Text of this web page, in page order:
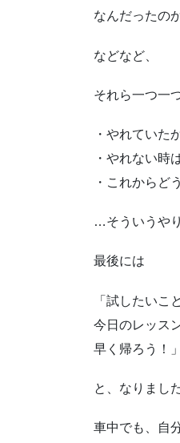
なんだったのか
などなど、
それら一つ一
・やれていた
・やれない時
・これからど
…そういうや
最後には
「試したいこ
今日のレッス
早く帰ろう！」
と、なりまし
車中でも、自